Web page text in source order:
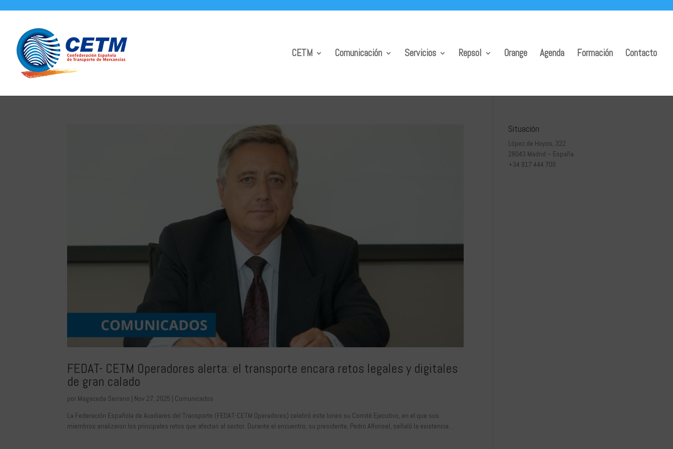
CETM Comunicación Servicios Repsol Orange Agenda Formación Contacto
FEDAT- CETM Operadores alerta: el transporte encara retos legales y digitales
de gran calado
por Magaceda Serrano | Nov 27, 2025 | Comunicados
La Federación Española de Auxiliares del Transporte (FEDAT-CETM Operadores) celebró este lunes su Comité Ejecutivo, en el que sus
miembros analizaron los principales retos que afectan al sector. Durante el encuentro, su presidente, Pedro Alfonsel, señaló la existencia...
Situación
López de Hoyos, 322
28043 Madrid – España
+34 917 444 700